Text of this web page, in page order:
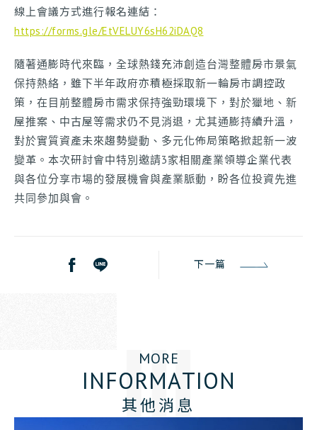
線上會議方式進行報名連結：
https://forms.gle/EtVELUY6sH62iDAQ8
隨著通膨時代來臨，全球熱錢充沛創造台灣整體房市景氣
保持熱絡，雖下半年政府亦積極採取新一輪房市調控政
策，在目前整體房市需求保持強勁環境下，對於獵地、新
屋推案、中古屋等需求仍不見消退，尤其通膨持續升溫，
對於實質資產未來趨勢變動、多元化佈局策略掀起新一波
變革。本次研討會中特別邀請3家相關產業領導企業代表
與各位分享市場的發展機會與產業脈動，盼各位投資先進
共同參加與會。
下一篇
MORE
INFORMATION
其他消息